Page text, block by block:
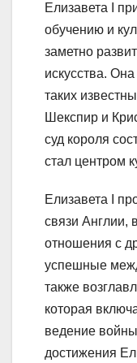
Елизавета I
обучению и
заметно
искусства.
таких
Шекспир и
суд короля
стал центром
Елизавета I
связи Англии,
отношения с
успешные
также
которая
ведение
достижения